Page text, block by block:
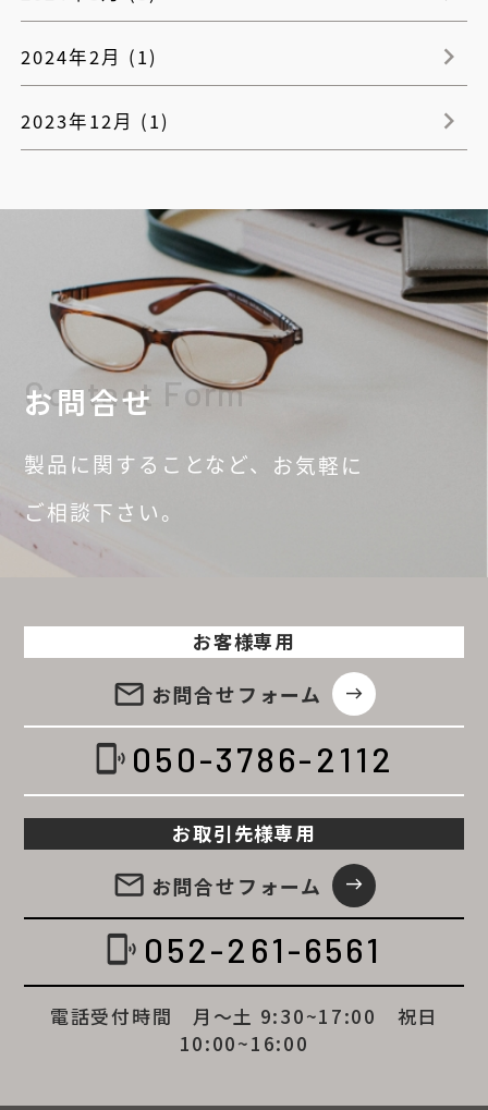
2024年2月 (1)
2023年12月 (1)
お問合せ
Contact Form
製品に関することなど、 お気軽に
ご相談下さい。
お客様専用
email お問合せフォーム east
phonelink_ring 050-3786-2112
お取引先様専用
email お問合せフォーム east
phonelink_ring 052-261-6561
電話受付時間 月～土 9:30~17:00 祝日
10:00~16:00